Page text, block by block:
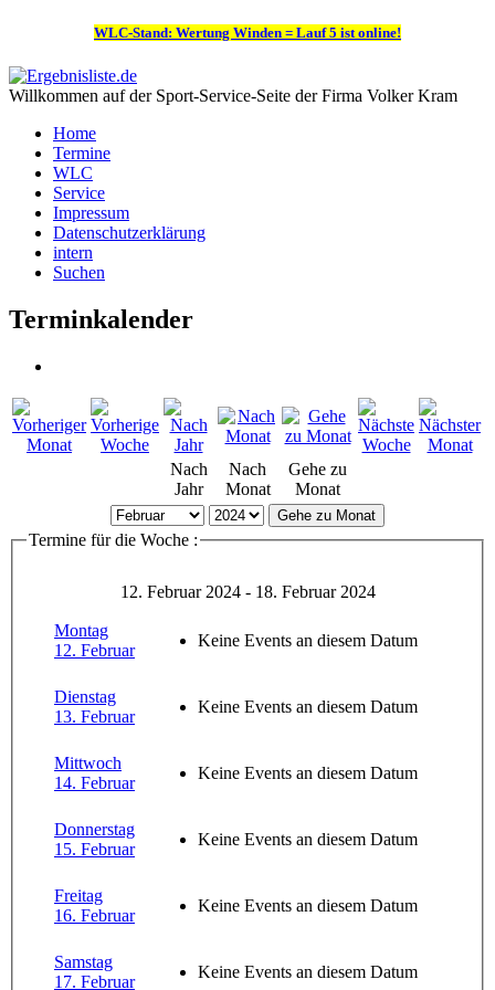
WLC-Stand: Wertung Winden = Lauf 5 ist online!
Willkommen auf der Sport-Service-Seite der Firma Volker Kram
Home
Termine
WLC
Service
Impressum
Datenschutzerklärung
intern
Suchen
Terminkalender
Nach
Jahr
Nach
Monat
Gehe zu
Monat
Gehe zu Monat
Termine für die Woche :
12. Februar 2024 - 18. Februar 2024
Montag
12. Februar
Keine Events an diesem Datum
Dienstag
13. Februar
Keine Events an diesem Datum
Mittwoch
14. Februar
Keine Events an diesem Datum
Donnerstag
15. Februar
Keine Events an diesem Datum
Freitag
16. Februar
Keine Events an diesem Datum
Samstag
17. Februar
Keine Events an diesem Datum